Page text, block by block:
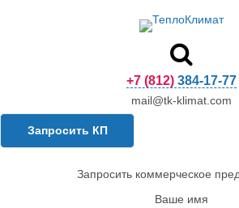
+7 (812) 384-17-77
mail@tk-klimat.com
Запросить КП
Запросить коммерческое
Ваше имя